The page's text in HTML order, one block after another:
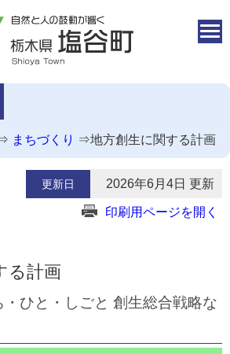
まちづくり ⇒地方創生に関する計画
更新日 2026年6月4日 更新
印刷用ページを開く
る計画
ひと・しごと 創生総合戦略な